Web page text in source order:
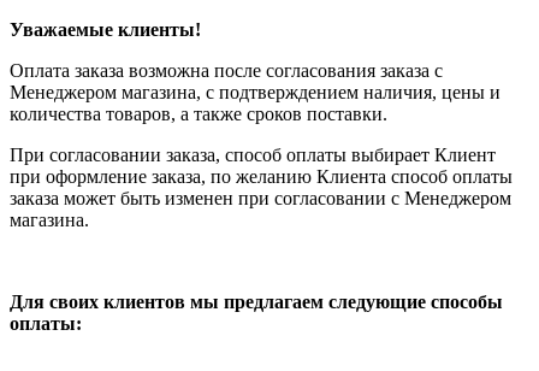
Уважаемые клиенты!
Оплата заказа возможна после согласования заказа с
Менеджером магазина, с подтверждением наличия, цены и
количества товаров, а также сроков поставки.
При согласовании заказа, способ оплаты выбирает Клиент
при оформление заказа, по желанию Клиента способ оплаты
заказа может быть изменен при согласовании с Менеджером
магазина.
Для своих клиентов мы предлагаем следующие способы
оплаты: